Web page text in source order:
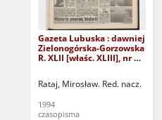
Gazeta Lubuska : dawniej
Zielonogórska-Gorzowska
R. XLII [właśc. XLIII], nr 10
Rataj, Mirosław. Red. nacz.
1994
czasopisma